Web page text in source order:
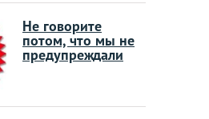
Не говорите
потом, что мы не
предупреждали